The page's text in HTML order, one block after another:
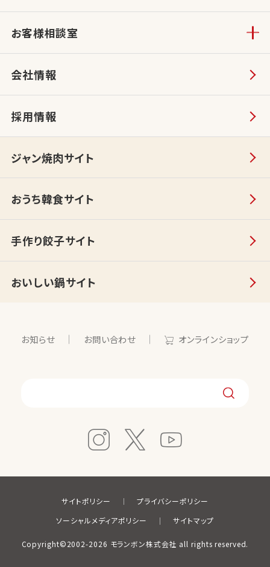
お客様相談室
会社情報
採用情報
ジャン焼肉サイト
おうち韓食サイト
手作り餃子サイト
おいしい鍋サイト
お知らせ お問い合わせ オンラインショップ
Copyright©2002-2026 モランボン株式会社 all rights reserved.
サイトポリシー
プライバシーポリシー
ソーシャルメディアポリシー
サイトマップ